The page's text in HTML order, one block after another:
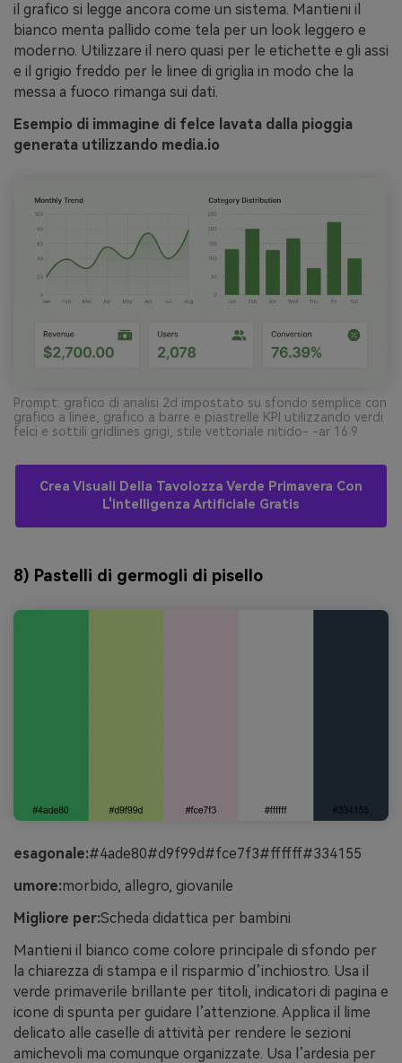
il grafico si legge ancora come un sistema. Mantieni il
bianco menta pallido come tela per un look leggero e
moderno. Utilizzare il nero quasi per le etichette e gli assi
e il grigio freddo per le linee di griglia in modo che la
messa a fuoco rimanga sui dati.
Esempio di immagine di felce lavata dalla pioggia
generata utilizzando media.io
Prompt: grafico di analisi 2d impostato su sfondo semplice con
grafico a linee, grafico a barre e piastrelle KPI utilizzando verdi
felci e sottili gridlines grigi, stile vettoriale nitido- -ar 16:9
Crea Visuali Della Tavolozza Verde Primavera Con
L'intelligenza Artificiale Gratis
8) Pastelli di germogli di pisello
esagonale:#4ade80#d9f99d#fce7f3#ffffff#334155
umore:morbido, allegro, giovanile
Migliore per:Scheda didattica per bambini
Mantieni il bianco come colore principale di sfondo per
la chiarezza di stampa e il risparmio d’inchiostro. Usa il
verde primaverile brillante per titoli, indicatori di pagina e
icone di spunta per guidare l’attenzione. Applica il lime
delicato alle caselle di attività per rendere le sezioni
amichevoli ma comunque organizzate. Usa l’ardesia per